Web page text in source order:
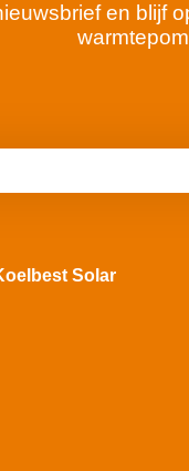
en blijf
Solar